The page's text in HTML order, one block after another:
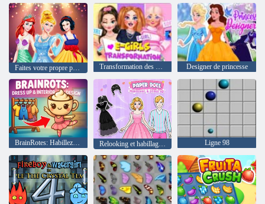
Transformation des E-Girls Designer de princesse
BrainRotes: Habillez-vous et design d'intérieur Relooking et habillage de poupée en papier Ligne 98